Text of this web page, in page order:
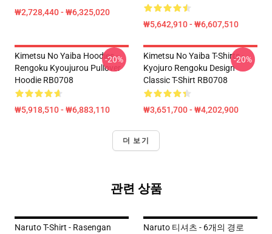
₩2,728,440 - ₩6,325,020
₩5,642,910 - ₩6,607,510
Kimetsu No Yaiba Hoodies -
Rengoku Kyoujurou Pullover
Hoodie RB0708
₩5,918,510 - ₩6,883,110
-20%
Kimetsu No Yaiba T-Shirts -
Kyojuro Rengoku Design
Classic T-Shirt RB0708
₩3,651,700 - ₩4,202,900
-20%
더 보기
관련 상품
Naruto T-Shirt - Rasengan
Naruto 티셔츠 - 6개의 경로